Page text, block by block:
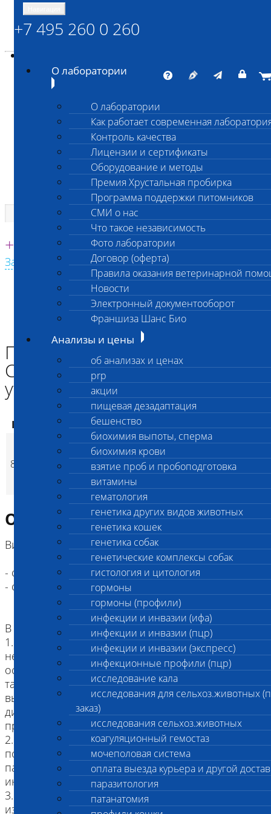
ШАНС БИО
Независимая ветеринарная лаборатория
Единая круглосуточная справочная
+7 495 260 0 260
Заказать звонок с сайта
+7 495 260 0 260
О лаборатории
О лаборатории
Как работает современная
Контроль качества
Лицензии и сертификаты
Оборудование и методы
Премия Хрустальная пробирка
Программа поддержки питомников
СМИ о нас
Что такое независимость
Фото лаборатории
Договор (оферта)
Правила оказания ветеринарной
Новости
Электронный документооборот
Франшиза Шанс Био
Анализы и цены
об анализах и ценах
prp
акции
пищевая дезадаптация
бешенство
биохимия выпоты, сперма
биохимия крови
взятие проб и пробоподготовка
витамины
гематология
генетика других видов животных
генетика кошек
генетика собак
генетические комплексы собак
гистология и цитология
гормоны
гормоны (профили)
инфекции и инвазии (ифа)
инфекции и инвазии (пцр)
инфекции и инвазии (экспресс)
инфекционные профили (пцр)
исследование кала
исследования для сельхоз.животных
заказ)
исследования сельхоз.животных
коагуляционный гемостаз
мочеполовая система
оплата выезда курьера и другой
паразитология
патанатомия
Главная страница
Анализы и цены
ПАТАНАТОМИЯ
Патанатомическое вскрытие СХ животных и птиц (3-5 кг с
Патанатомическое вскрытие
СХ животных и птиц (3-5 кг с
утилизацией)
Код Наименование услуг Цена, руб.
8212
Патанатомическое
вскрытие СХ
животных и птиц (3-5
кг с утилизацией)
10 500p (Время
Описание исследования
Виды животных, принимаемых на вскрытие:
- сельско-хозяйственные животные,
- сельско-хозяйственная птицы
В данное исследование входит:
1. Заключение по результатам вскрытия о
непосредственной причине смерти с указанием
основного заболевания и его осложнений, а
также сопутствующих заболеваний (при наличии
выписного эпикриза или прижизненных
диагнозов, предоставленных лечащим врачом
при оформлении Заказа).
2. Исследование 1-ой инфекции методом ПЦР
по результатам вскрытия (по решению
патоморфолога при подозрении на
инфекционное заболевание).
3. Морфологическое исследование жидкостей
из внутренних полостей по решению